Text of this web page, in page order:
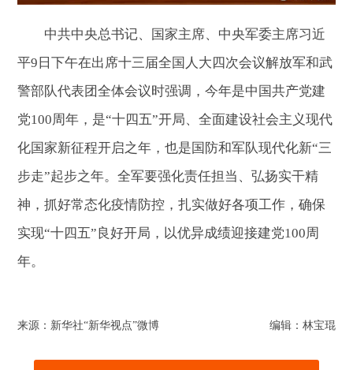
中共中央总书记、国家主席、中央军委主席习近
平9日下午在出席十三届全国人大四次会议解放军和武
警部队代表团全体会议时强调，今年是中国共产党建
党100周年，是“十四五”开局、全面建设社会主义现代
化国家新征程开启之年，也是国防和军队现代化新“三
步走”起步之年。全军要强化责任担当、弘扬实干精
神，抓好常态化疫情防控，扎实做好各项工作，确保
实现“十四五”良好开局，以优异成绩迎接建党100周
年。
来源：新华社“新华视点”微博 编辑：林宝琨